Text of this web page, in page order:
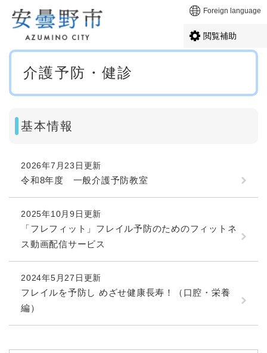
メニューを飛ばして本文へ Foreign language
閲覧補助
本
介護予防・健診
基本情報
2026年7月23日更新
令和8年度 一般介護予防教室
2025年10月9日更新
「フレフィット」フレイル予防のためのフィットネ
ス動画配信サービス
2024年5月27日更新
フレイルを予防し めざせ健康長寿！（口腔・栄養
編）